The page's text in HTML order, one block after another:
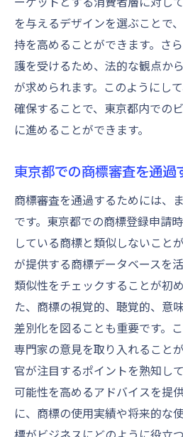
を与えるデザインを選ぶことで
持を高めることができます。さ
護を受けるため、法的な観点か
が求められます。このようにし
確保することで、東京都内での
に進めることができます。
東京都での商標審査を通過
商標審査を通過するためには、
です。東京都での商標登録申請
している商標と類似しないこと
が提供する商標データベースを
類似性をチェックすることが初
た、商標の視覚的、聴覚的、意
差別化を図ることも重要です。
専門家の意見を取り入れること
官が注目するポイントを熟知し
可能性を高めるアドバイスを提
に、商標の使用実績や将来的な